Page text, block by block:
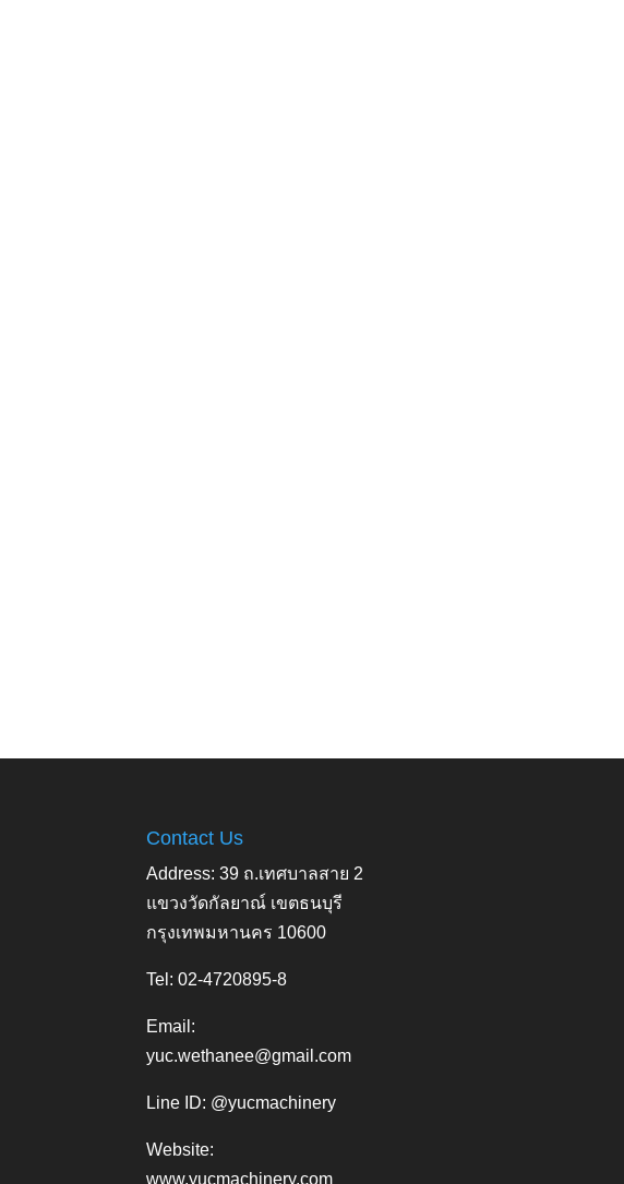
Contact Us
Address: 39 ถ.เทศบาลสาย 2
แขวงวัดกัลยาณ์ เขตธนบุรี
กรุงเทพมหานคร 10600
Tel: 02-4720895-8
Email:
yuc.wethanee@gmail.com
Line ID: @yucmachinery
Website:
www.yucmachinery.com